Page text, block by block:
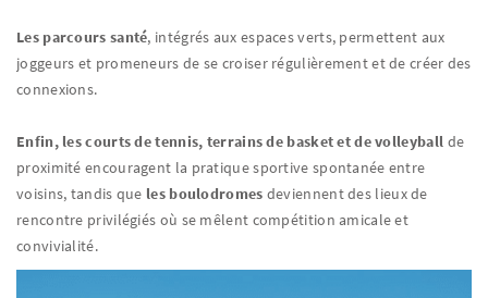
Les parcours santé, intégrés aux espaces verts, permettent aux
joggeurs et promeneurs de se croiser régulièrement et de créer des
connexions.
Enfin, les courts de tennis, terrains de basket et de volleyball de
proximité encouragent la pratique sportive spontanée entre
voisins, tandis que les boulodromes deviennent des lieux de
rencontre privilégiés où se mêlent compétition amicale et
convivialité.